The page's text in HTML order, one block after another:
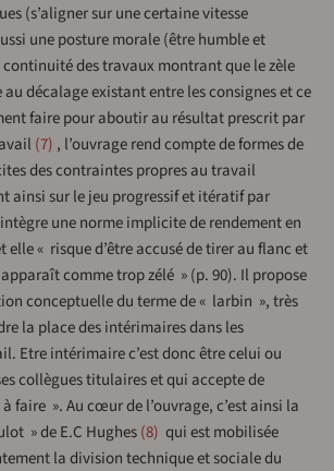
(s’aligner sur une certaine vitesse
une posture morale (être humble et
des travaux montrant que le zèle
décalage existant entre les consignes et ce
faire pour aboutir au résultat prescrit par
7 , l’ouvrage rend compte de formes de
des contraintes propres au travail
ainsi sur le jeu progressif et itératif par
une norme implicite de rendement en
elle « risque d’être accusé de tirer au flanc et
comme trop zélé » (p. 90). Il propose
conceptuelle du terme de « larbin », très
la place des intérimaires dans les
Etre intérimaire c’est donc être celui ou
collègues titulaires et qui accepte de
faire ». Au cœur de l’ouvrage, c’est ainsi la
» de E.C Hughes 8 qui est mobilisée
la division technique et sociale du